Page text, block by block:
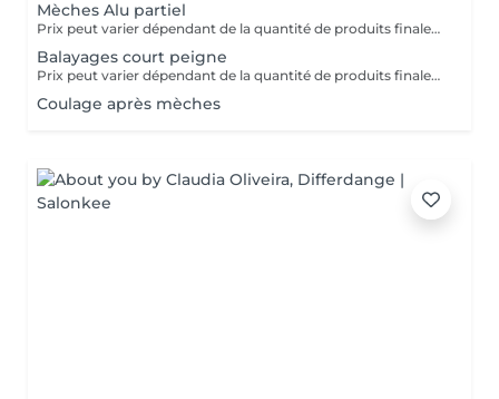
Mèches Alu partiel
Prix peut varier dépendant de la quantité de produits finalement utilisées.
Balayages court peigne
Prix peut varier dépendant de la quantité de produits finalement utilisées.
Coulage après mèches